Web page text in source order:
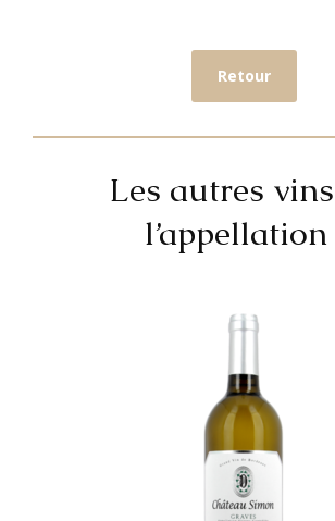
Retour
Les autres
l’appellation